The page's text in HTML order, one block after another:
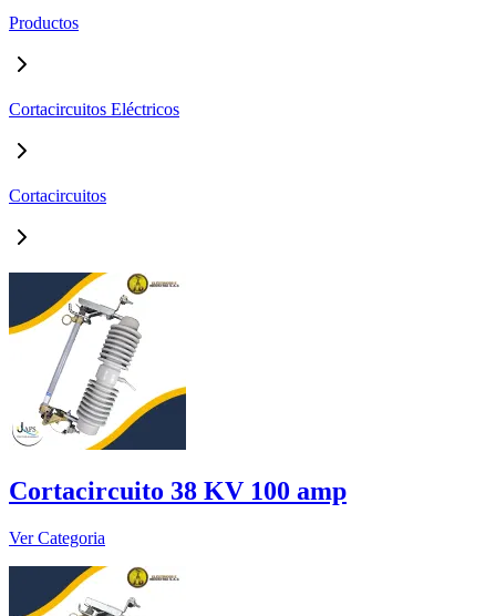
Productos
Cortacircuitos Eléctricos
Cortacircuitos
Cortacircuito 38 KV 100 amp
Ver Categoria